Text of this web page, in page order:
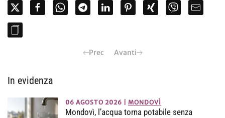
Prec Avanti
In evidenza
06 AGOSTO 2026 MONDOVÌ
Mondovì, l’acqua torna potabile senza